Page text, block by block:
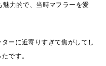
力的で、当時マフラーを愛
ーに近寄りすぎて焦がしてし
です。